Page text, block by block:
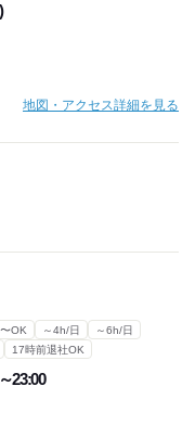
地図・アクセス詳細を見る
OK ～4h/日
～6h/日
17時前退社OK
23:00